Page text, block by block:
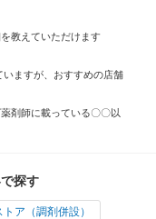
教えていただけます
いますが、おすすめの店舗
剤師に載っている〇〇以
探す
トア（調剤併設）